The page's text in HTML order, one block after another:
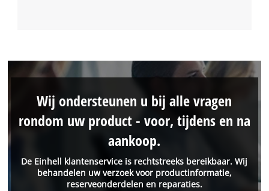
De Einhell klantenservice is rechtstreeks bereikbaar. Wij
behandelen uw verzoek voor productinformatie,
reserveonderdelen en reparaties.
Wij ondersteunen u bij alle vragen
rondom uw product - voor, tijdens en na
aankoop.